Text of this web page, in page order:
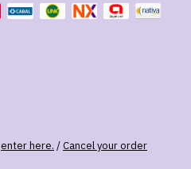
enter here. /Cancel your order